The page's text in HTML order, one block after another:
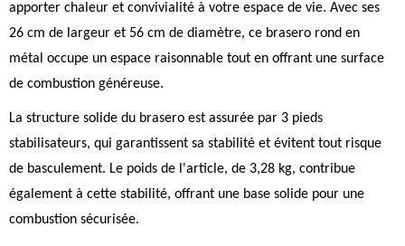
apporter chaleur et convivialité à votre espace de vie. Avec ses
26 cm de largeur et 56 cm de diamètre, ce brasero rond en
métal occupe un espace raisonnable tout en offrant une surface
de combustion généreuse.
La structure solide du brasero est assurée par 3 pieds
stabilisateurs, qui garantissent sa stabilité et évitent tout risque
de basculement. Le poids de l'article, de 3,28 kg, contribue
également à cette stabilité, offrant une base solide pour une
combustion sécurisée.